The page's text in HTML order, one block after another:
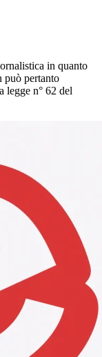
in quanto
può pertanto
legge n° 62 del